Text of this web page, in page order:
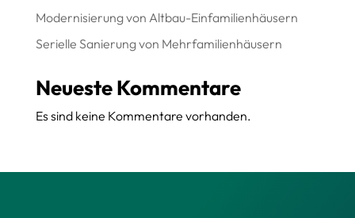
Modernisierung von Altbau-Einfamilienhäusern
Serielle Sanierung von Mehrfamilienhäusern
Neueste Kommentare
Es sind keine Kommentare vorhanden.